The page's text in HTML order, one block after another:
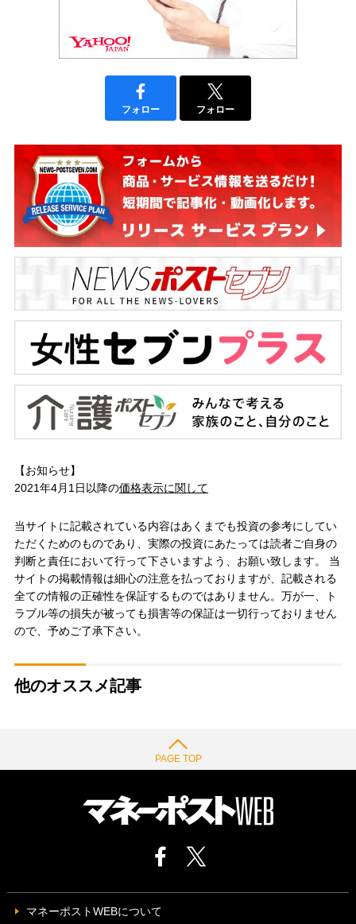
フォロー フォロー
【お知らせ】
2021年4月1日以降の価格表示に関して
当サイトに記載されている内容はあくまでも投資の参考にしてい
ただくためのものであり、実際の投資にあたっては読者ご自身の
判断と責任において行って下さいますよう、お願い致します。 当
サイトの掲載情報は細心の注意を払っておりますが、記載される
全ての情報の正確性を保証するものではありません。万が一、ト
ラブル等の損失が被っても損害等の保証は一切行っておりません
ので、予めご了承下さい。
他のオススメ記事
PAGE TOP
マネーポストWEBについて